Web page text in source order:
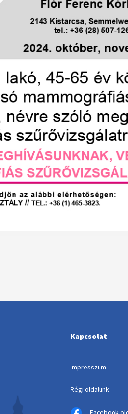
Kapcsolat
Impresszum
Régi oldalunk
Facebook